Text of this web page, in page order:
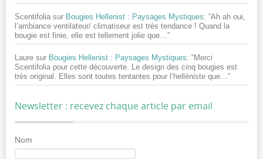
Scentifolia sur Bougies Hellenist : Paysages Mystiques: “Ah ah oui,
l’ambiance ventilateur/ climatiseur est très tendance ! Quand la
bougie est finie, elle est tellement jolie que…”
Laure sur Bougies Hellenist : Paysages Mystiques: “Merci
Scentifolia pour cette découverte. Le design des cinq bougies est
très original. Elles sont toutes tentantes pour l’helléniste que…”
Newsletter : recevez chaque article par email
Nom